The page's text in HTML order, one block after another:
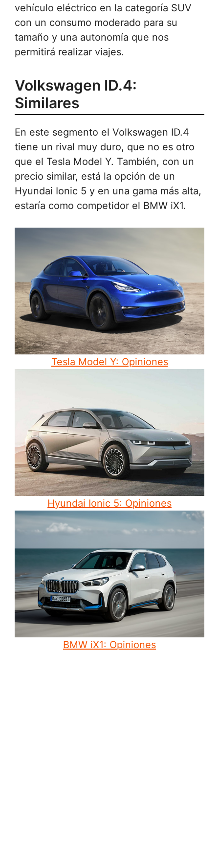
vehículo eléctrico en la categoría SUV
con un consumo moderado para su
tamaño y una autonomía que nos
permitirá realizar viajes.
Volkswagen ID.4:
Similares
En este segmento el Volkswagen ID.4
tiene un rival muy duro, que no es otro
que el Tesla Model Y. También, con un
precio similar, está la opción de un
Hyundai Ionic 5 y en una gama más alta,
estaría como competidor el BMW iX1.
Tesla Model Y: Opiniones
Hyundai Ionic 5: Opiniones
BMW iX1: Opiniones